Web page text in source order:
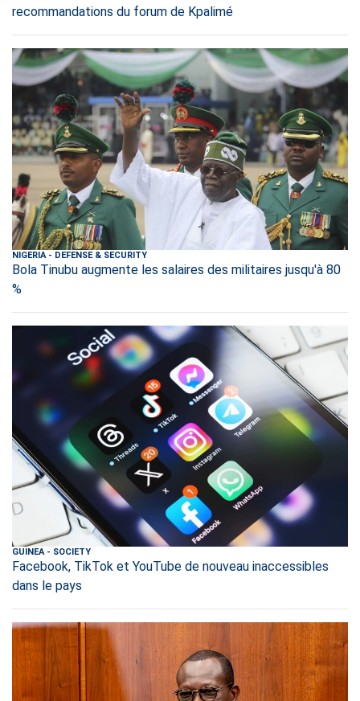
recommandations du forum de Kpalimé
NIGERIA- DEFENSE & SECURITY
Bola Tinubu augmente les salaires des militaires jusqu'à 80
%
GUINEA- SOCIETY
Facebook, TikTok et YouTube de nouveau inaccessibles
dans le pays